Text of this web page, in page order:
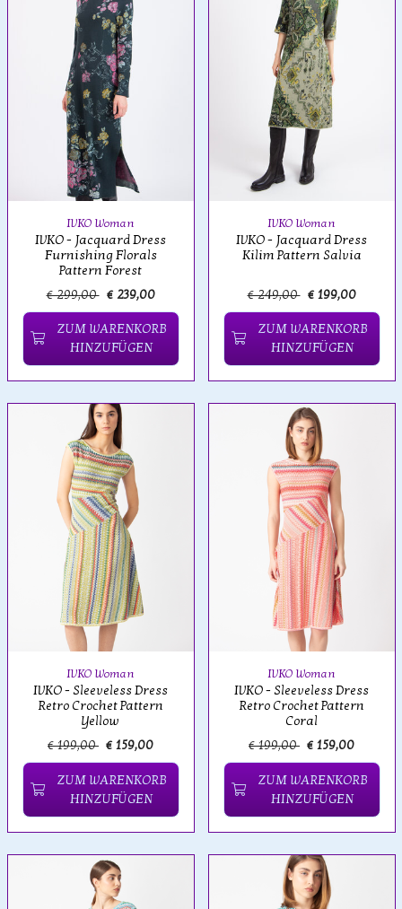
IVKO Woman
IVKO - Jacquard Dress
Furnishing Florals
Pattern Forest
€ 299,00 € 239,00
ZUM WARENKORB
HINZUFÜGEN
IVKO Woman
IVKO - Jacquard Dress
Kilim Pattern Salvia
€ 249,00 € 199,00
ZUM WARENKORB
HINZUFÜGEN
IVKO Woman
IVKO - Sleeveless Dress
Retro Crochet Pattern
Yellow
€ 199,00 € 159,00
ZUM WARENKORB
HINZUFÜGEN
IVKO Woman
IVKO - Sleeveless Dress
Retro Crochet Pattern
Coral
€ 199,00 € 159,00
ZUM WARENKORB
HINZUFÜGEN